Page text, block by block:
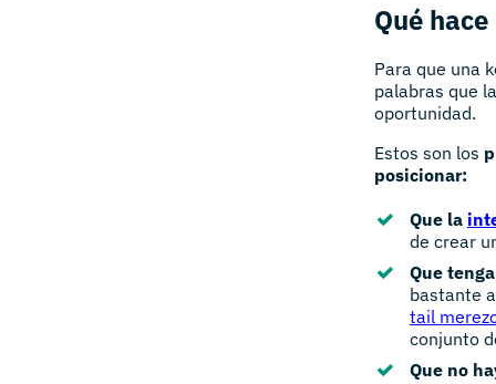
Qué
Para que una
palabras que
oportunidad.
Estos son los
posicionar:
Que la
de crear
Que
bastante
tail
conjunto
Que no